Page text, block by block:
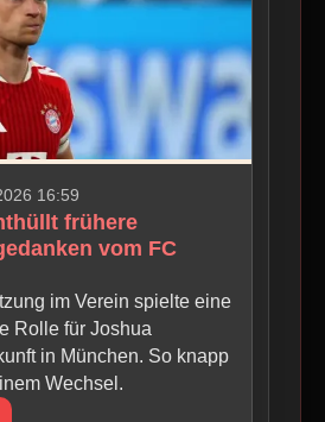
16:59
frühere
vom FC
im Verein spielte eine
Rolle für Joshua
in München. So knapp
Wechsel.